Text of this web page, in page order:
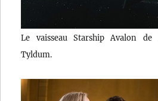
Le vaisseau Starship Avalon de
Tyldum.